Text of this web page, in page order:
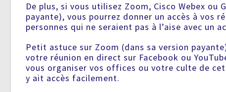
De plus, si vous utilisez Zoom, Cisco Webex ou
payante), vous pourrez donner un accès à vos
personnes qui ne seraient pas à l’aise avec un
Petit astuce sur Zoom (dans sa version
votre réunion en direct sur Facebook ou
vous organiser vos offices ou votre culte de
y ait accès facilement.